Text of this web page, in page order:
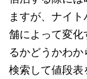
ますが、ナイ
舗によって変
るかどうかわ
検索して値段表